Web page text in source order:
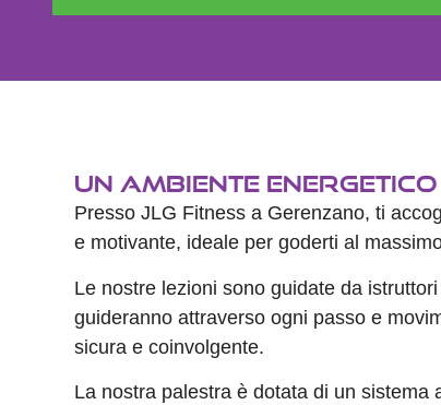
Un Ambiente
Presso JLG Fitness a Gerenzano, ti
e motivante, ideale per goderti al
Le nostre lezioni sono guidate da
guideranno attraverso ogni passo e
sicura e coinvolgente.
La nostra palestra è dotata di un sistema